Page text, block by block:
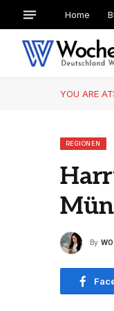
Home
YOU ARE AT:
REGIONEN
By